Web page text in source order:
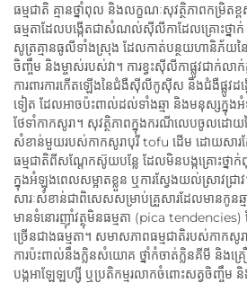
ធម្មជាតិ គ្មានថ្នាំពុល និងលក្ខណៈសុវត្ថិភាពកម្រិតខ្
ធម្មតាដែលបង្កើតជាសំណល់ស៊ីលីកាដែលគ្រោះថ្នាក់
សូត្រគ្មានធូលីទាំងស្រុង ដែលកាត់បន្ថយហានិភ័យនៃក
ចិញ្ចឹម និងម្ចាស់របស់វា។ ការខ្វះស៊ីលីកាផ្លូវជាក់លា
ការពារការកើតឡើងនៃជំងឺស៊ីលីកូស៊ីស និងជំងឺផ្លូវដ
ទៀត ដែលអាចប៉ះពាល់ដល់ទាំងឆ្មា និងមនុស្សក្នុង
ថែទាំកាកសូរា។ សុវត្ថិភាពក្នុងករណីលេបចូលដោយ
សំខាន់មួយរបស់កាកសូរាបុរី tofu ដើម ដោយសារ
ធម្មជាតិពីសណ្តែកស៊ូយបន្លែ ដែលមិនបង្កគ្រោះថ្នា
ក្នុងអំឡុងពេលសម្អាតខ្លួន ឬការស្វែងយល់ស្រាវជ្រា
សារៈសំខាន់ជាពិសេសសម្រាប់គ្រួសារដែលមានកូនឆ្
មានទំនោរញ៉ាំវត្ថុមិនធម្មតា (pica
ច្រើនជាងធម្មតា។ សមាសភាពធម្មជាតិរបស់កាកសូ
ការប៉ះពាល់នឹងក្លិនសំយោគ ថ្នាំកំចាត់ក្លិនគីមី និង
បង្កអាឡែឡហ្ស៊ី ឬប្រតិកម្មរលាកចំពោះសត្វចិញ្ចឹម